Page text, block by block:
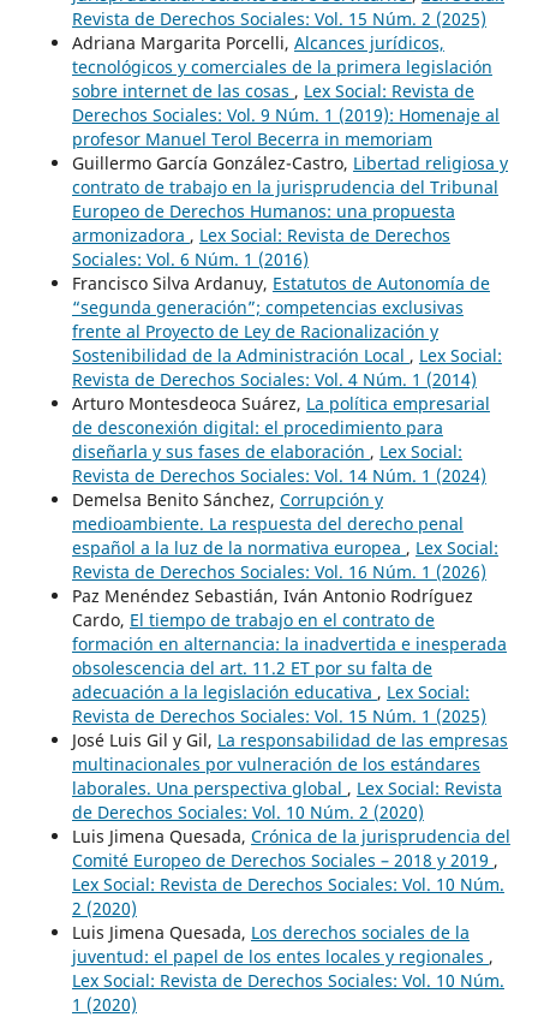
Revista de Derechos Sociales: Vol. 15 Núm. 2 (2025)
Adriana Margarita Porcelli, Alcances jurídicos,
tecnológicos y comerciales de la primera legislación
sobre internet de las cosas , Lex Social: Revista de
Derechos Sociales: Vol. 9 Núm. 1 (2019): Homenaje al
profesor Manuel Terol Becerra in memoriam
Guillermo García González-Castro, Libertad religiosa y
contrato de trabajo en la jurisprudencia del Tribunal
Europeo de Derechos Humanos: una propuesta
armonizadora , Lex Social: Revista de Derechos
Sociales: Vol. 6 Núm. 1 (2016)
Francisco Silva Ardanuy, Estatutos de Autonomía de
“segunda generación”; competencias exclusivas
frente al Proyecto de Ley de Racionalización y
Sostenibilidad de la Administración Local , Lex Social:
Revista de Derechos Sociales: Vol. 4 Núm. 1 (2014)
Arturo Montesdeoca Suárez, La política empresarial
de desconexión digital: el procedimiento para
diseñarla y sus fases de elaboración , Lex Social:
Revista de Derechos Sociales: Vol. 14 Núm. 1 (2024)
Demelsa Benito Sánchez, Corrupción y
medioambiente. La respuesta del derecho penal
español a la luz de la normativa europea , Lex Social:
Revista de Derechos Sociales: Vol. 16 Núm. 1 (2026)
Paz Menéndez Sebastián, Iván Antonio Rodríguez
Cardo, El tiempo de trabajo en el contrato de
formación en alternancia: la inadvertida e inesperada
obsolescencia del art. 11.2 ET por su falta de
adecuación a la legislación educativa , Lex Social:
Revista de Derechos Sociales: Vol. 15 Núm. 1 (2025)
José Luis Gil y Gil, La responsabilidad de las empresas
multinacionales por vulneración de los estándares
laborales. Una perspectiva global , Lex Social: Revista
de Derechos Sociales: Vol. 10 Núm. 2 (2020)
Luis Jimena Quesada, Crónica de la jurisprudencia del
Comité Europeo de Derechos Sociales – 2018 y 2019 ,
Lex Social: Revista de Derechos Sociales: Vol. 10 Núm.
2 (2020)
Luis Jimena Quesada, Los derechos sociales de la
juventud: el papel de los entes locales y regionales ,
Lex Social: Revista de Derechos Sociales: Vol. 10 Núm.
1 (2020)